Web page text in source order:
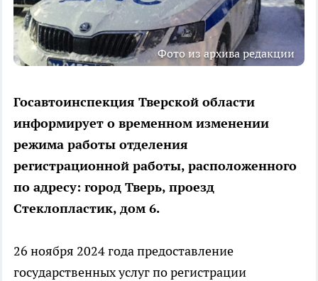
Фото из архива редакции
Госавтоинспекция Тверской области
информирует о временном изменении
режима работы отделения
регистрационной работы, расположенного
по адресу: город Тверь, проезд
Стеклопластик, дом 6.
26 ноября 2024 года предоставление
государственных услуг по регистрации